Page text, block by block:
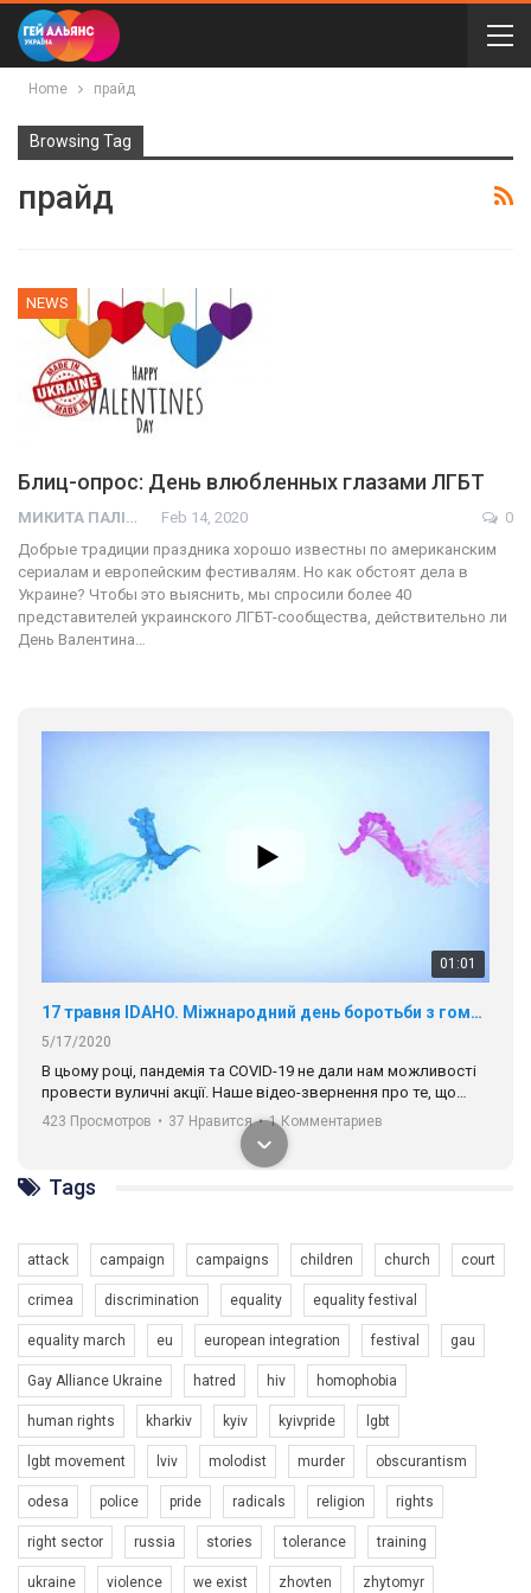
Home прайд
Browsing Tag
прайд
NEWS
Блиц-опрос: День влюбленных глазами ЛГБТ
МИКИТА ПАЛІЙ Feb 14, 2020
0
Добрые традиции праздника хорошо известны по американским
сериалам и европейским фестивалям. Но как обстоят дела в
Украине? Чтобы это выяснить, мы спросили более 40
представителей украинского ЛГБТ-сообщества, действительно ли
День Валентина…
01:01
17 травня IDAHO. Міжнародний день боротьби з гомофобією трансфобією і біфобія.
5/17/2020
В цьому році, пандемія та COVІD-19 не дали нам можливості
провести вуличні акції. Наше відео-звернення про те, що
навіть коли ми у різних містах та не можемо зустрінеться, ми
разом. Ми закликаємо всіх хто поділяє цінності рівності та
солідарності, приєднатися до нас. Регіональні підрозділи
ГАУ є в 16 областях України.
Разом наш голос лунає гучніше!
423 Просмотров • 37 Нравится • 1 Комментариев
Зупинимо насильство проти ЛГБТ в Україні! Stop violence against LGBT in Ukraine!
6/30/2017
Емоційний та вражаючий промо-ролік на конкурс PACT, який
представляє програму "Гей-альянс Україна" з протидії
насильству проти ЛГБТ в Україні.
1.9K Просмотров • 226 Нравится 5 Комментариев
Tags
attack campaign campaigns children church court
crimea discrimination equality equality festival
equality march eu european integration festival gau
Gay Alliance Ukraine hatred hiv homophobia
human rights kharkiv kyiv kyivpride lgbt
lgbt movement lviv molodist murder obscurantism
odesa police pride radicals religion rights
right sector russia stories tolerance training
ukraine violence we exist zhovten zhytomyr